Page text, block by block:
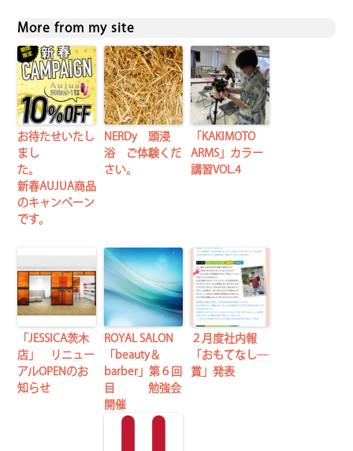
More from my site
お待たせいたし
まし
た。
新春AUJUA商品
のキャンペーン
です。
NERDy 頭浸
浴 ご体験くだ
さい。
「KAKIMOTO
ARMS」カラー
講習VOL.4
「JESSICA茨木
店」 リニュー
アルOPENのお
知らせ
ROYAL SALON
「beauty＆
barber」第６回
目 勉強会
開催
２月度社内報
「おもてなし―
賞」発表